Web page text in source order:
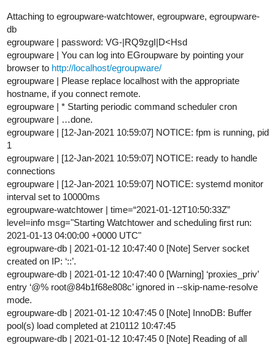
Attaching to egroupware-watchtower, egroupware, egroupware-
db
egroupware | password: VG-|RQ9zgI|D<Hsd
egroupware | You can log into EGroupware by pointing your
browser to http://localhost/egroupware/
egroupware | Please replace localhost with the appropriate
hostname, if you connect remote.
egroupware | * Starting periodic command scheduler cron
egroupware | …done.
egroupware | [12-Jan-2021 10:59:07] NOTICE: fpm is running, pid
1
egroupware | [12-Jan-2021 10:59:07] NOTICE: ready to handle
connections
egroupware | [12-Jan-2021 10:59:07] NOTICE: systemd monitor
interval set to 10000ms
egroupware-watchtower | time=“2021-01-12T10:50:33Z”
level=info msg="Starting Watchtower and scheduling first run:
2021-01-13 04:00:00 +0000 UTC"
egroupware-db | 2021-01-12 10:47:40 0 [Note] Server socket
created on IP: ‘::’.
egroupware-db | 2021-01-12 10:47:40 0 [Warning] ‘proxies_priv’
entry ‘@% root@84b1f68e808c’ ignored in --skip-name-resolve
mode.
egroupware-db | 2021-01-12 10:47:45 0 [Note] InnoDB: Buffer
pool(s) load completed at 210112 10:47:45
egroupware-db | 2021-01-12 10:47:45 0 [Note] Reading of all